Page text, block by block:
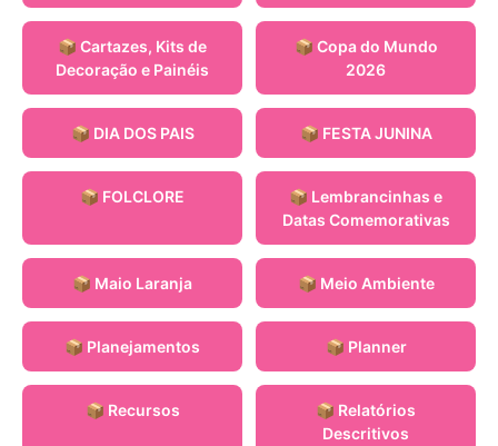
📦 Cartazes, Kits de
Decoração e Painéis
📦 Copa do Mundo
2026
📦 DIA DOS PAIS 📦 FESTA JUNINA
📦 FOLCLORE
📦 Lembrancinhas e
Datas Comemorativas
📦 Maio Laranja 📦 Meio Ambiente
📦 Planejamentos 📦 Planner
📦 Recursos
📦 Relatórios
Descritivos